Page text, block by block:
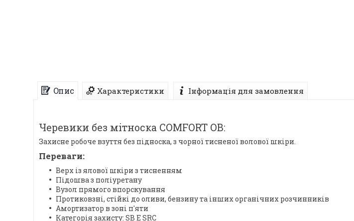
Опис Характеристики Інформація для замовлення
Черевики без мітноска COMFORT OB:
Захисне робоче взуття без підноска, з чорної тисненої волової шкіри.
Переваги:
Верх із ялової шкіри з тисненням
Підошва з поліуретану
Вузол прямого впорскування
Протиковзні, стійкі до оливи, бензину та інших органічних розчинників
Амортизатор в зоні п'яти
Категорія захисту: SB E SRC